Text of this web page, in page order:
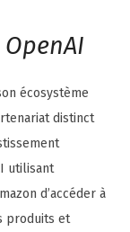
écosystème
distinct
utilisant
d’accéder à
produits et